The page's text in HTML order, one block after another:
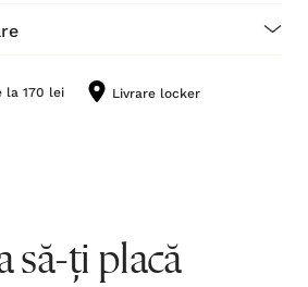
la 170 lei Livrare locker
să-ți placă